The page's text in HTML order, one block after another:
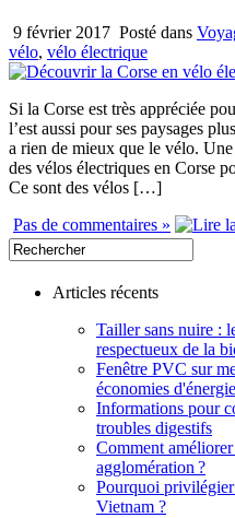
9 février 2017 Posté dans
vélo, vélo électrique
Si la Corse est très appréciée
l’est aussi pour ses paysages
a rien de mieux que le vélo.
des vélos électriques en Corse
Ce sont des vélos […]
Pas de commentaires »
Articles récents
Tailler sans nuire :
respectueux de la
Fenêtre PVC sur
économies
Informations pour
troubles digestifs
Comment
agglomération ?
Pourquoi privilégier
Vietnam ?